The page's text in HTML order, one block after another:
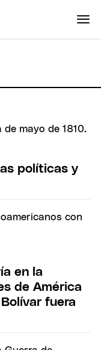
políticas y
en la
de América
fuera